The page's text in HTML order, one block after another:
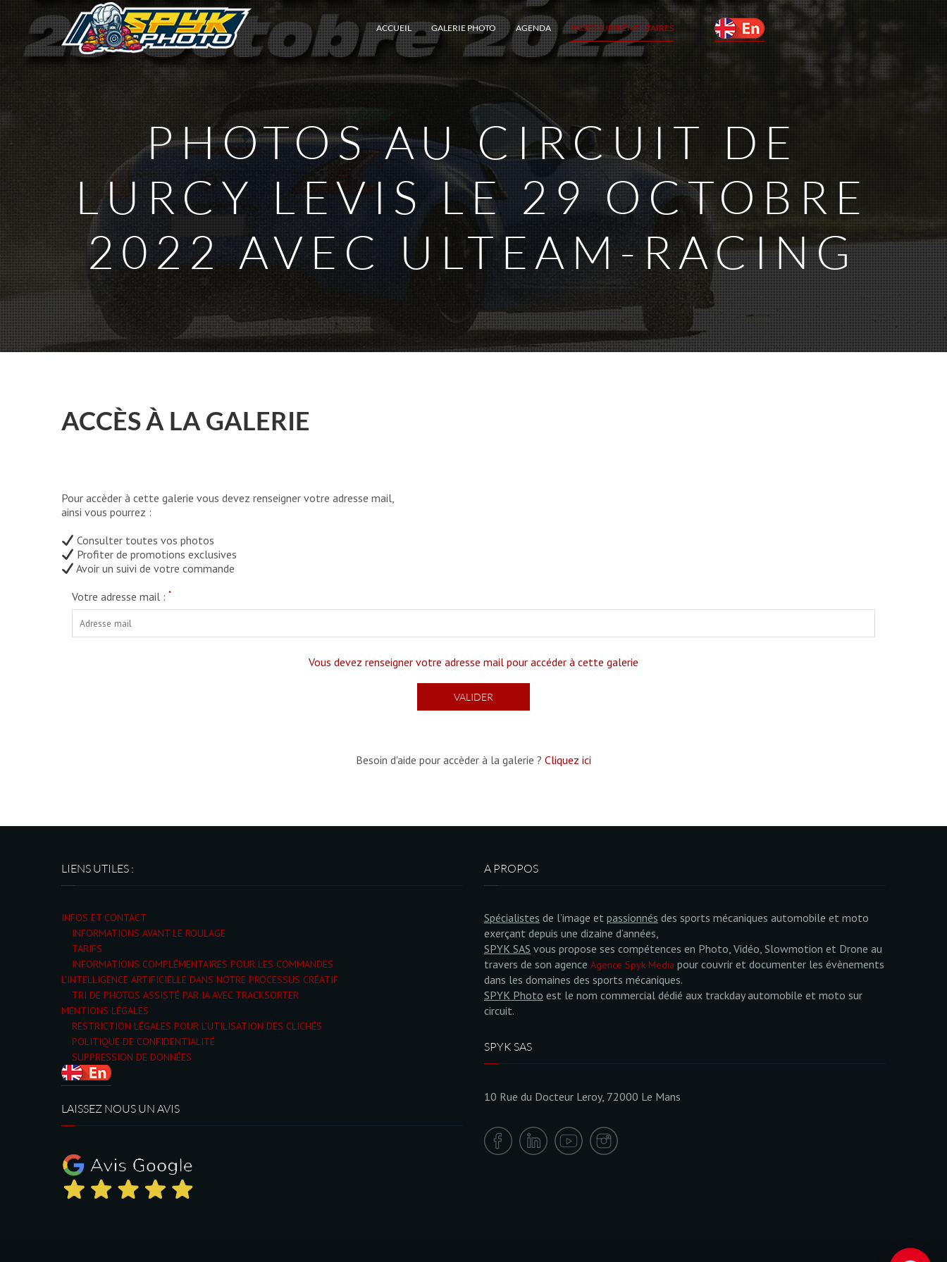
ACCUEIL GALERIE PHOTO AGENDA PAGES SUPPLÉMENTAIRES
PHOTOS AU CIRCUIT DE
LURCY LEVIS LE 29 OCTOBRE
2022 AVEC ULTEAM-RACING
ACCÈS À LA GALERIE
Pour accèder à cette galerie vous devez renseigner votre adresse mail,
ainsi vous pourrez :
Consulter toutes vos photos
Profiter de promotions exclusives
Avoir un suivi de votre commande
Votre adresse mail : *
Vous devez renseigner votre adresse mail pour accéder à cette galerie
Besoin d'aide pour accèder à la galerie ? Cliquez ici
LIENS UTILES :
INFOS ET CONTACT
INFORMATIONS AVANT LE ROULAGE
TARIFS
INFORMATIONS COMPLÉMENTAIRES POUR LES COMMANDES
L’INTELLIGENCE ARTIFICIELLE DANS NOTRE PROCESSUS CRÉATIF
TRI DE PHOTOS ASSISTÉ PAR IA AVEC TRACKSORTER
MENTIONS LÉGALES
RESTRICTION LÉGALES POUR L’UTILISATION DES CLICHÉS
POLITIQUE DE CONFIDENTIALITÉ
SUPPRESSION DE DONNÉES
LAISSEZ NOUS UN AVIS
A PROPOS
Spécialistes de l’image et passionnés des sports mécaniques automobile et moto
exerçant depuis une dizaine d’années,
SPYK SAS vous propose ses compétences en Photo, Vidéo, Slowmotion et Drone au
travers de son agence Agence Spyk Media pour couvrir et documenter les évènements
dans les domaines des sports mécaniques.
SPYK Photo est le nom commercial dédié aux trackday automobile et moto sur
circuit.
SPYK SAS
10 Rue du Docteur Leroy, 72000 Le Mans